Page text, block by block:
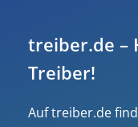
treiber.de –
Treiber!
Auf treiber.de